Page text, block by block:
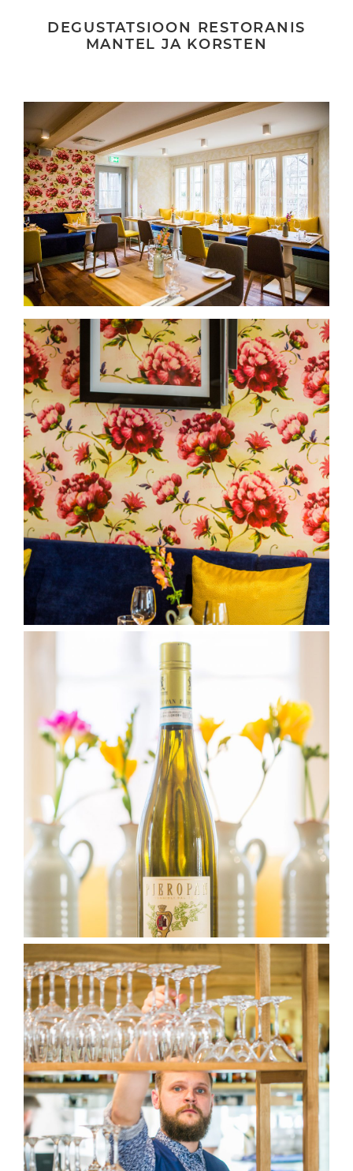
DEGUSTATSIOON RESTORANIS
MANTEL JA KORSTEN